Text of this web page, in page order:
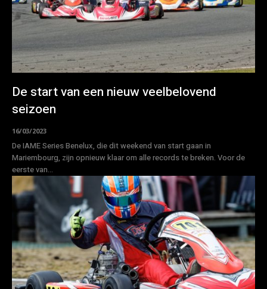
De start van een nieuw veelbelovend
seizoen
16/03/2023
De IAME Series Benelux, die dit weekend van start gaan in
Mariembourg, zijn opnieuw klaar om alle records te breken. Voor de
eerste van...